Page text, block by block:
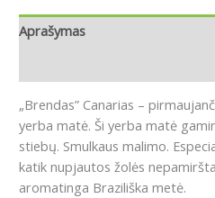
Aprašymas
„Brendas” Canarias –
yerba matė. Ši yerba matė
stiebų. Smulkaus malimo.
katik nupjautos žolės
aromatinga Braziliška metė.